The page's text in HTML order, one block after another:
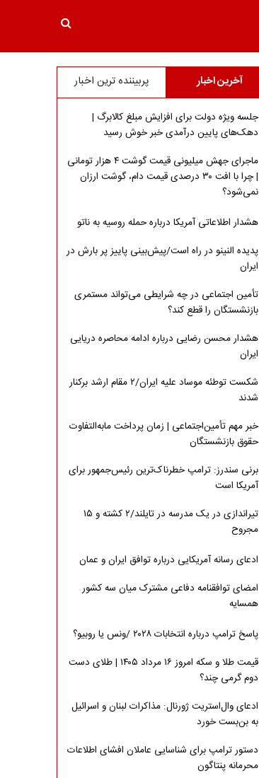
آخرین اخبار پربیننده ترین اخبار
جلسه ویژه دولت برای افزایش مبلغ کالابرگ |
دهک‌های پایین درآمدی خبر خوش رسید
ماجرای جهش میلیونی قیمت گوشت ۴ هزار تومانی
| چرا با افت ۳۰ درصدی قیمت دام، گوشت ارزان
نمی‌شود؟
هشدار اطلاعاتی آمریکا درباره حمله روسیه به ناتو
پدیده النینو در راه است/پیش‌بینی پاییز پر بارش در
ایران
تأمین اجتماعی در چه شرایطی می‌تواند مستمری
بازنشستگان را قطع کند؟
هشدار محسن رضایی درباره ادامه محاصره دریایی
ایران
شکست توطئه موساد علیه ایران/۲ مقام‌ ارشد برکنار
شدند
خبر مهم تأمین‌اجتماعی | زمان پرداخت مابه‌التفاوت
حقوق بازنشستگان
برنی سندرز: ترامپ خطرناک‌ترین رئیس‌جمهور برای
آمریکا است
تیراندازی در یک مدرسه در تایلند/۲ کشته و ۱۵
مجروح
ادعای رسانه آمریکایی درباره توافق ایران و عمان
امضای توافقنامه دفاعی مشترک میان سه کشور
همسایه
پاسخ ترامپ درباره انتخابات ۲۰۲۸ /ونس یا روبیو؟
قیمت طلا و سکه امروز ۱۶ مرداد ۱۴۰۵ | طلای دست
دوم گرمی چند؟
ادعای وال‌استریت ژورنال: مذاکرات لبنان و اسرائیل
به بن‌بست خورد
دستور ترامپ برای شناسایی عاملان افشای اطلاعات
محرمانه پنتاگون